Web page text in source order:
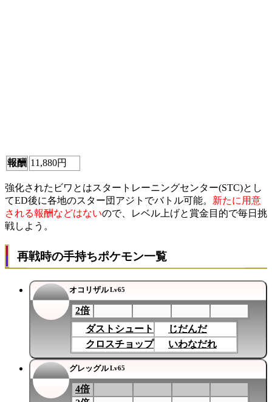
報酬 11,880円
強化されたビワとはスタートレーニングセンター(STC)とし
てED後に各地のスター団アジトでバトル可能。 新たに用意
される報酬などはないので、レベル上げと賞金目的で毎日挑
戦しよう。
再戦時の手持ちポケモン一覧
オコリザルLv65
2倍
ダストシュート
じだんだ
クロスチョップ
いわなだれ
グレッグルLv65
4倍